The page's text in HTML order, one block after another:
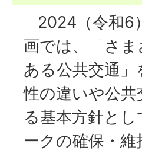
2024（令和6
画では、「さ
ある公共交通
性の違いや公
る基本方針と
ークの確保・